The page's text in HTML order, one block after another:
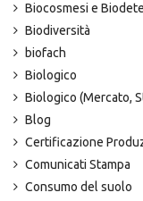
Biocosmesi e
Biodiversità
biofach
Biologico
Biologico (Mercato,
Blog
Certificazione
Comunicati Stampa
Consumo del suolo